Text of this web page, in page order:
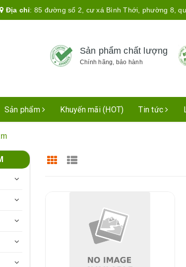
Địa chỉ: 85 đường số 2, cư xá Bình Thới, phường 8,
Sản phẩm chất lượng
Chính hãng, bảo hành
Sản phẩm Khuyến mãi (HOT) Tin tức